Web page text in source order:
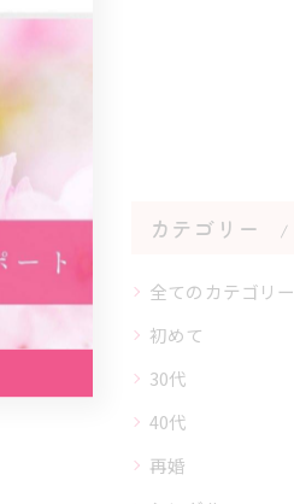
カテゴリー
全てのカテゴリー
初めて
30代
40代
再婚